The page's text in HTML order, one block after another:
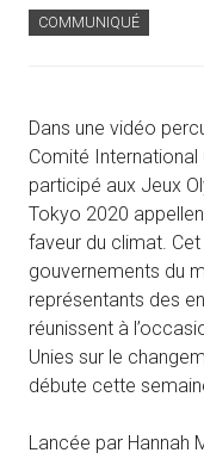
COMMUNIQUÉ
Dans une vidéo
Comité International
participé aux Jeux
Tokyo 2020
faveur du climat.
gouvernements du
représentants des
réunissent à
Unies sur le
débute cette
Lancée par Hannah